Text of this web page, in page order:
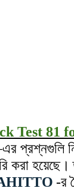
Test 81
প্রশ্নগুলি
করা হয়েছে।
-র